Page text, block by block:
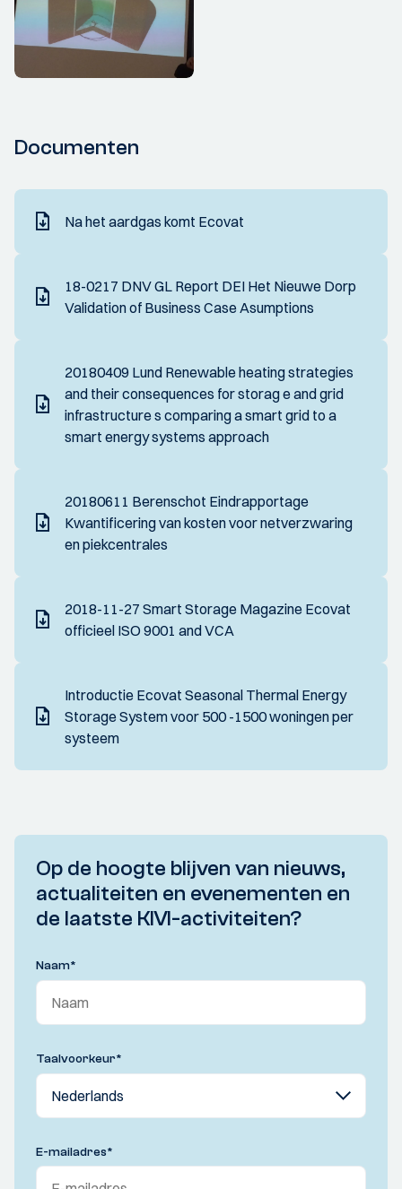
Documenten
Na het aardgas komt Ecovat
18-0217 DNV GL Report DEI Het Nieuwe Dorp
Validation of Business Case Asumptions
20180409 Lund Renewable heating strategies
and their consequences for storag e and grid
infrastructure s comparing a smart grid to a
smart energy systems approach
20180611 Berenschot Eindrapportage
Kwantificering van kosten voor netverzwaring
en piekcentrales
2018-11-27 Smart Storage Magazine Ecovat
officieel ISO 9001 and VCA
Introductie Ecovat Seasonal Thermal Energy
Storage System voor 500 -1500 woningen per
systeem
Op de hoogte blijven van nieuws,
actualiteiten en evenementen en
de laatste KIVI-activiteiten?
Naam*
Taalvoorkeur*
E-mailadres*